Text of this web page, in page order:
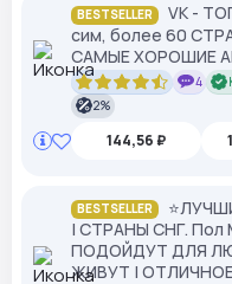
BESTSELLER
VK -
сим, более 60
САМЫЕ ХОРОШИЕ
4
2%
144,56 ₽
BESTSELLER
| СТРАНЫ СНГ. Пол
ПОДОЙДУТ ДЛЯ
ЖИВУТ |